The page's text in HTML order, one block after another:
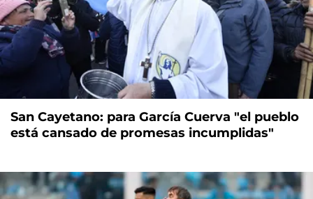
San Cayetano: para García Cuerva "el pueblo
está cansado de promesas incumplidas"